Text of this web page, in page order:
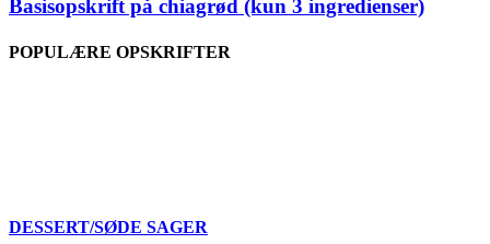
Basisopskrift på chiagrød (kun 3 ingredienser)
POPULÆRE OPSKRIFTER
DESSERT/SØDE SAGER